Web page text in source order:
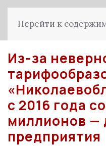
Перейти к
Из-за
с 2016 года
миллионов —
предприятия